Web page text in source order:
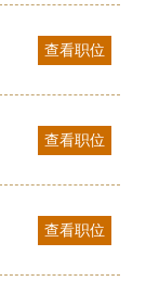
查看职位
查看职位
查看职位